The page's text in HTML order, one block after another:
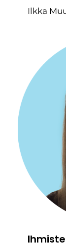
Ilkka